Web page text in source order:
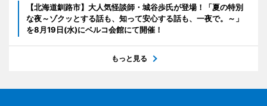
【北海道釧路市】大人気怪談師・城谷歩氏が登場！「夏の特別
な夜～ゾクッとする話も、知って安心する話も、一夜で。～」
を8月19日(水)にベルコ会館にて開催！
もっと見る